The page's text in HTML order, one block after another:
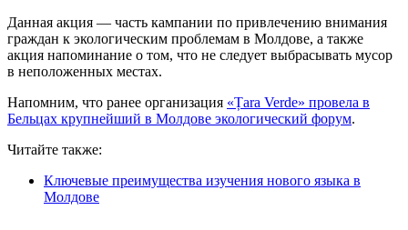
Данная акция — часть кампании по привлечению внимания
граждан к экологическим проблемам в Молдове, а также
акция напоминание о том, что не следует выбрасывать мусор
в неположенных местах.
Напомним, что ранее организация «Țara Verde» провела в
Бельцах крупнейший в Молдове экологический форум.
Читайте также:
Ключевые преимущества изучения нового языка в
Молдове